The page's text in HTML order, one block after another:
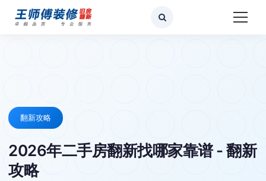
翻新攻略
2026年二手房翻新找哪家靠谱 - 翻新
攻略